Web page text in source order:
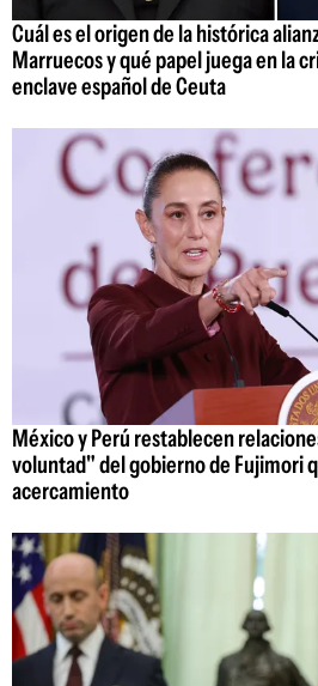
Cuál es el origen de la histórica
Marruecos y qué papel juega en la
enclave español de Ceuta
México y Perú restablecen
voluntad" del gobierno de Fujimori
acercamiento